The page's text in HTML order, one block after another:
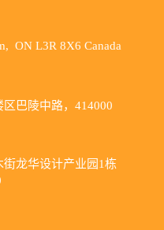
ON L3R 8X6 Canada
巴陵中路，414000
龙华设计产业园1栋